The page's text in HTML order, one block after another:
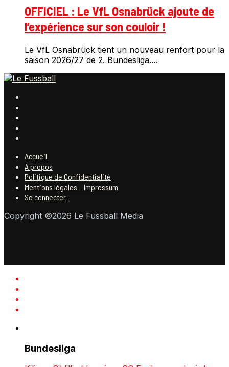
OFFICIEL : Le VfL Osnabrück ajoute de
l’expérience sur son couloir !
Le VfL Osnabrück tient un nouveau renfort pour la
saison 2026/27 de 2. Bundesliga....
Accueil
A propos
Politique de Confidentialité
Mentions légales – Impressum
Se connecter
Copyright ©2026 Le Fussball Media
Bundesliga